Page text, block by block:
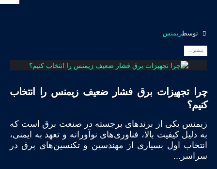
توسطزیمنس
بیشتر...
چرا تجهیزات برق فشار ضعیف زیمنس را انتخاب
کنیم؟
زیمنس یکی از برندهای برجسته در صنعت برق است که
به دلیل کیفیت بالا، فناوری‌های نوآورانه و تعهد به ایمنی،
انتخاب اول بسیاری از مهندسین و تکنسین‌های برق در
سراسر...